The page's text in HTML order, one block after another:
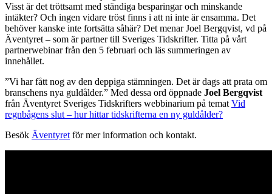
Visst är det tröttsamt med ständiga besparingar och minskande
intäkter? Och ingen vidare tröst finns i att ni inte är ensamma. Det
behöver kanske inte fortsätta såhär? Det menar Joel Bergqvist, vd på
Äventyret – som är partner till Sveriges Tidskrifter. Titta på vårt
partnerwebinar från den 5 februari och läs summeringen av
innehållet.
”Vi har fått nog av den deppiga stämningen. Det är dags att prata om
branschens nya guldålder.” Med dessa ord öppnade Joel Bergqvist
från Äventyret Sveriges Tidskrifters webbinarium på temat Vid
regnbågens slut – hur hittar tidskrifterna en ny guldålder?
Besök Äventyret för mer information och kontakt.